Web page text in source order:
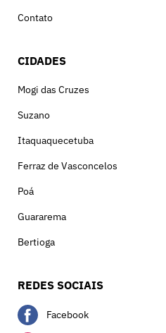
Contato
CIDADES
Mogi das Cruzes
Suzano
Itaquaquecetuba
Ferraz de Vasconcelos
Poá
Guararema
Bertioga
REDES SOCIAIS
Facebook